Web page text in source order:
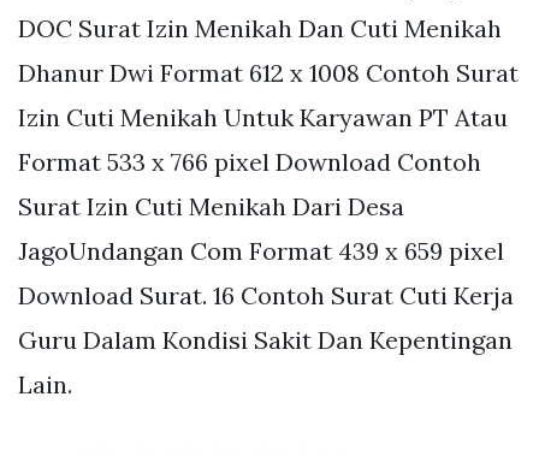
DOC Surat Izin Menikah Dan Cuti Menikah
Dhanur Dwi Format 612 x 1008 Contoh Surat
Izin Cuti Menikah Untuk Karyawan PT Atau
Format 533 x 766 pixel Download Contoh
Surat Izin Cuti Menikah Dari Desa
JagoUndangan Com Format 439 x 659 pixel
Download Surat. 16 Contoh Surat Cuti Kerja
Guru Dalam Kondisi Sakit Dan Kepentingan
Lain.